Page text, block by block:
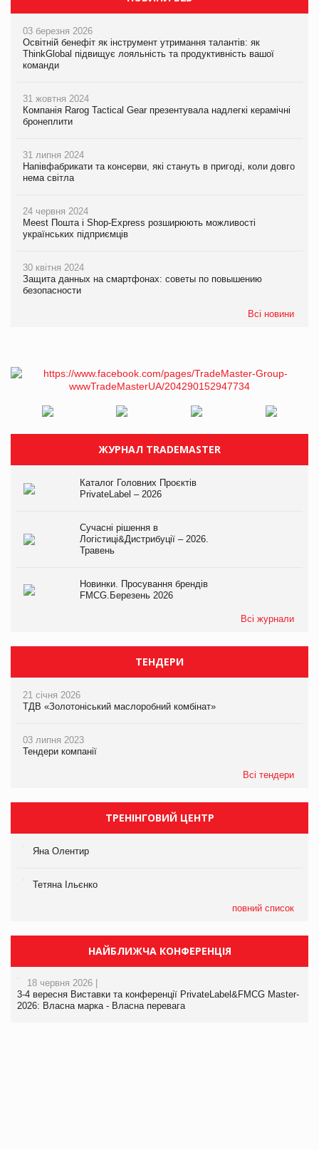
03 березня 2026
Освітній бенефіт як інструмент утримання талантів: як
ThinkGlobal підвищує лояльність та продуктивність вашої
команди
31 жовтня 2024
Компанія Rarog Tactical Gear презентувала надлегкі керамічні
бронеплити
31 липня 2024
Напівфабрикати та консерви, які стануть в пригоді, коли довго
нема світла
24 червня 2024
Meest Пошта і Shop-Express розширюють можливості
українських підприємців
30 квітня 2024
Защита данных на смартфонах: советы по повышению
безопасности
Всі новини
ЖУРНАЛ TRADEMASTER
Каталог Головних Проєктів
PrivateLabel – 2026
Сучасні рішення в
Логістиці&Дистрибуції – 2026.
Травень
Новинки. Просування брендів
FMCG.Березень 2026
Всі журнали
ТЕНДЕРИ
21 січня 2026
ТДВ «Золотоніський маслоробний комбінат»
03 липня 2023
Тендери компанії
Всі тендери
ТРЕНІНГОВИЙ ЦЕНТР
Яна Олентир
Тетяна Ільєнко
повний список
НАЙБЛИЖЧА КОНФЕРЕНЦІЯ
18 червня 2026 |
3-4 вересня Виставки та конференції PrivateLabel&FMCG Master-
2026: Власна марка - Власна перевага